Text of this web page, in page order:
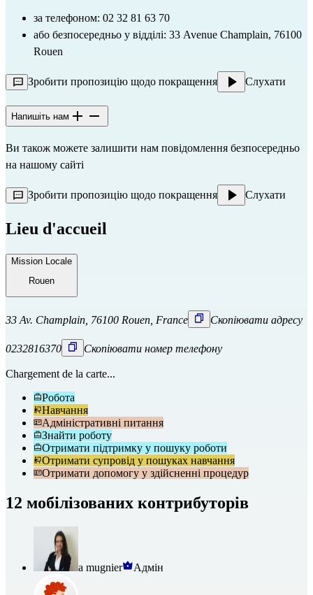
за телефоном: 02 32 81 63 70
або безпосередньо у відділі: 33 Avenue Champlain, 76100
Rouen
Зробити пропозицію щодо покращення Слухати
Напишіть нам
Ви також можете залишити нам повідомлення безпосередньо
на нашому сайті
Зробити пропозицію щодо покращення Слухати
Lieu d'accueil
Mission Locale
Rouen
33 Av. Champlain, 76100 Rouen, France Скопіювати адресу
0232816370 Скопіювати номер телефону
Chargement de la carte...
Робота
Навчання
Адміністративні питання
Знайти роботу
Отримати підтримку у пошуку роботи
Отримати супровід у пошуках навчання
Отримати допомогу у здійсненні процедур
12 мобілізованих контрибуторів
a mugnier Адмін